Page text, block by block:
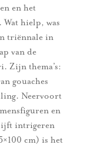
en het
hielp, was
triënnale in
van de
Zijn thema’s:
gouaches
Neervoort
en
intrigeren
cm) is het